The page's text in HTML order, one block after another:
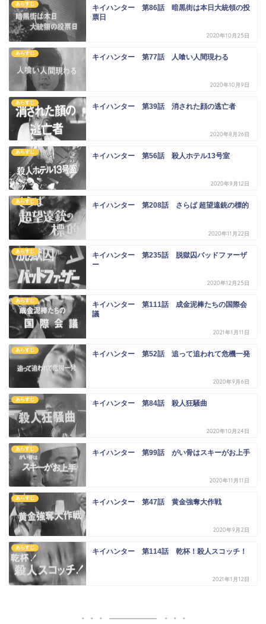
あらすじ
キイハンター 第86話 暗黒街は本日大統領の投
票日
2020年10月25日
あらすじ キイハンター 第77話 人喰い人間現わる
2020年10月9日
あらすじ キイハンター 第39話 消された顔の逃亡者
2020年8月26日
あらすじ キイハンター 第56話 殺人ホテル13号室
2020年9月12日
あらすじ キイハンター 第208話 さらば 超望遠銃の標的
2020年11月22日
あらすじ
キイハンター 第235話 脱獄囚バッドファーザ
ー
2020年12月25日
あらすじ
キイハンター 第111話 成金泥棒たちの国際会
議
2021年1月11日
あらすじ キイハンター 第52話 追って追われて危機一発
2020年9月6日
あらすじ キイハンター 第84話 殺人狂騒曲
2020年10月24日
あらすじ キイハンター 第99話 がい骨はスキーがお上手
2020年11月11日
あらすじ キイハンター 第47話 黄金強奪大作戦
2020年9月2日
あらすじ キイハンター 第114話 乾杯！殺人スコッチ！
2021年1月12日